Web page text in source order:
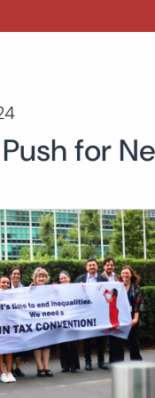
for